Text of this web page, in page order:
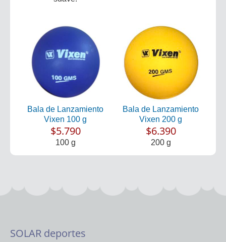
Bala de Lanzamiento
Vixen 100 g
$5.790
100 g
Bala de Lanzamiento
Vixen 200 g
$6.390
200 g
SOLAR deportes